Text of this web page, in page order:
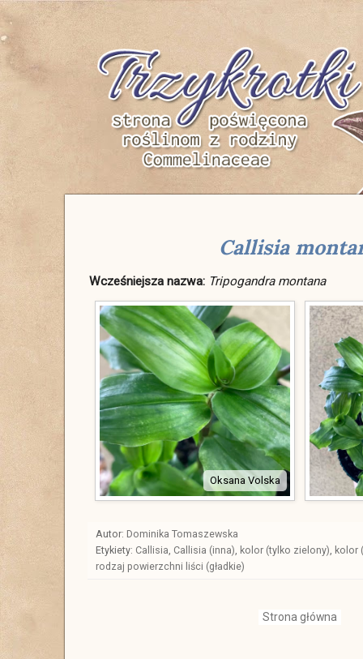
Trzykrotki
Callisia
Wcześniejsza nazwa: Tripogandra montana
Oksana Volska
Autor: Dominika Tomaszewska
Etykiety: Callisia, Callisia (inna), kolor (tylko zielony), kolor
rodzaj powierzchni liści (gładkie)
Strona główna